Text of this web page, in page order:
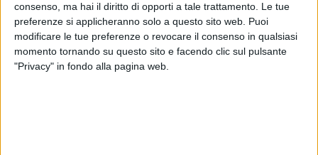
consenso, ma hai il diritto di opporti a tale trattamento. Le tue
preferenze si applicheranno solo a questo sito web. Puoi
modificare le tue preferenze o revocare il consenso in qualsiasi
momento tornando su questo sito e facendo clic sul pulsante
"Privacy" in fondo alla pagina web.
11. “I miti” conRoberto Vecchioni
12. “Quando io ho perso te”